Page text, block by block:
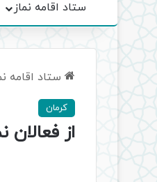
ستاد اقامه نماز
ستاد اقامه
کرمان
از